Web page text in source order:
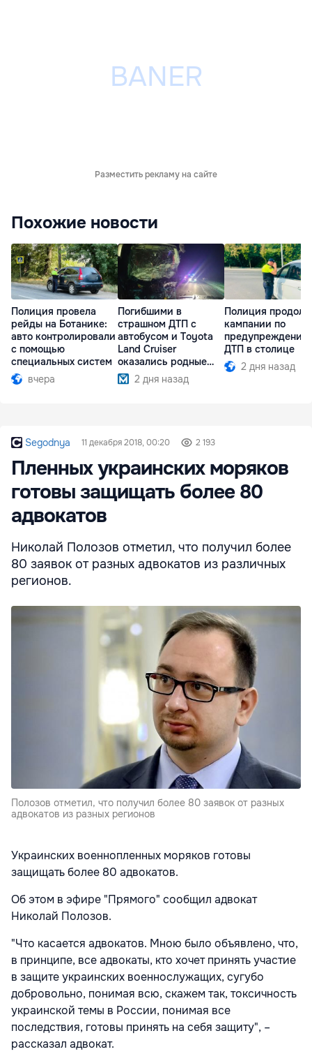
Разместить рекламу на сайте
Похожие новости
Полиция провела
рейды на Ботанике:
авто контролировали
с помощью
специальных систем
вчера
Погибшими в
страшном ДТП с
автобусом и Toyota
Land Cruiser
оказались родные
братья2 дня назад
Полиция
кампании по
предупреждению
ДТП в столице
2 дня назад
Segodnya 11 декабря 2018, 00:20 2 193
Пленных украинских моряков
готовы защищать более 80
адвокатов
Николай Полозов отметил, что получил более
80 заявок от разных адвокатов из различных
регионов.
Полозов отметил, что получил более 80 заявок от разных
адвокатов из разных регионов
Украинских военнопленных моряков готовы
защищать более 80 адвокатов.
Об этом в эфире "Прямого" сообщил адвокат
Николай Полозов.
"Что касается адвокатов. Мною было объявлено, что,
в принципе, все адвокаты, кто хочет принять участие
в защите украинских военнослужащих, сугубо
добровольно, понимая всю, скажем так, токсичность
украинской темы в России, понимая все
последствия, готовы принять на себя защиту", –
рассказал адвокат.